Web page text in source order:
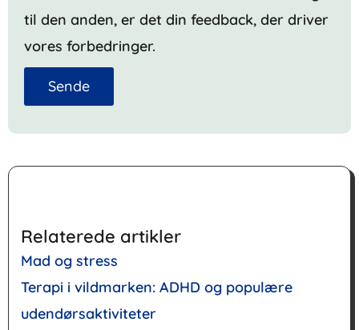
til den anden, er det din feedback, der driver
vores forbedringer.
Sende
Relaterede artikler
Mad og stress
Terapi i vildmarken: ADHD og populære
udendørsaktiviteter